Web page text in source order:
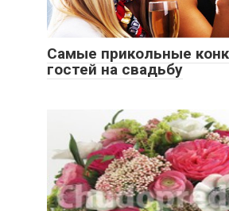
Самые прикольные
гостей на свадьбу